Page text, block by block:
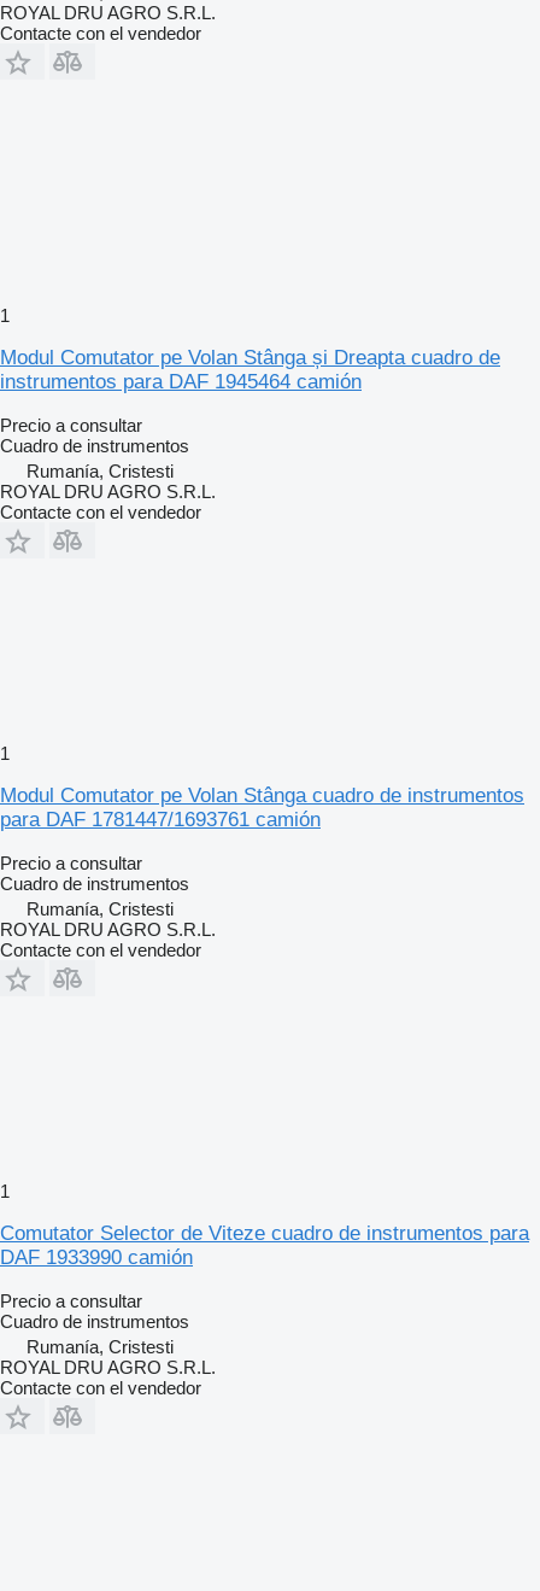
ROYAL DRU AGRO S.R.L.
Contacte con el vendedor
1
Modul Comutator pe Volan Stânga și Dreapta cuadro de
instrumentos para DAF 1945464 camión
Precio a consultar
Cuadro de instrumentos
Rumanía, Cristesti
ROYAL DRU AGRO S.R.L.
Contacte con el vendedor
1
Modul Comutator pe Volan Stânga cuadro de instrumentos
para DAF 1781447/1693761 camión
Precio a consultar
Cuadro de instrumentos
Rumanía, Cristesti
ROYAL DRU AGRO S.R.L.
Contacte con el vendedor
1
Comutator Selector de Viteze cuadro de instrumentos para
DAF 1933990 camión
Precio a consultar
Cuadro de instrumentos
Rumanía, Cristesti
ROYAL DRU AGRO S.R.L.
Contacte con el vendedor